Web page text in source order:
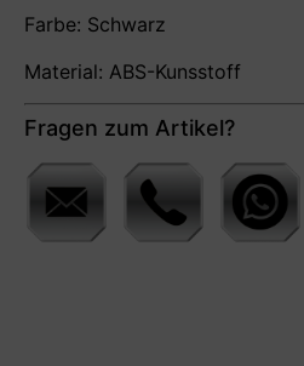
Farbe: Schwarz
Material: ABS-Kunsstoff
Fragen zum Artikel?